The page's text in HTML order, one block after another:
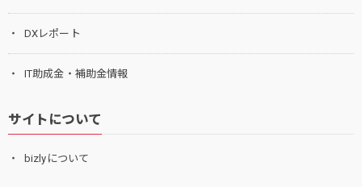
DXレポート
IT助成金・補助金情報
サイトについて
bizlyについて